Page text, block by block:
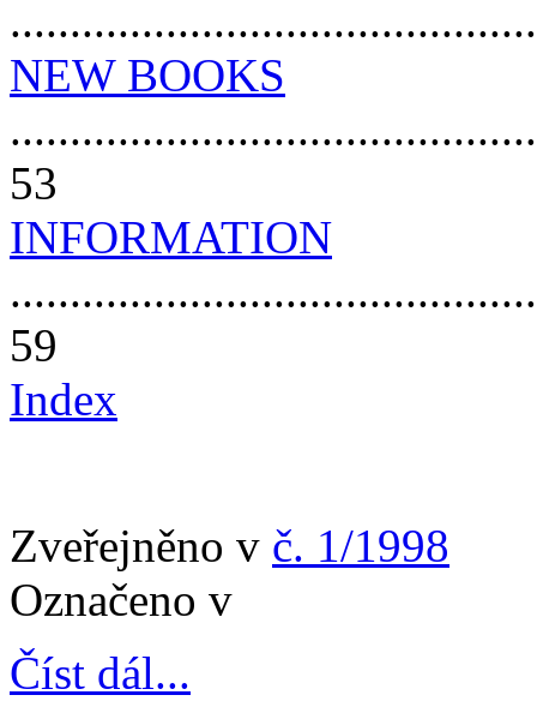
NEW BOOKS
53
INFORMATION
59
Index
Zveřejněno v č. 1/1998
Označeno v
Číst dál...